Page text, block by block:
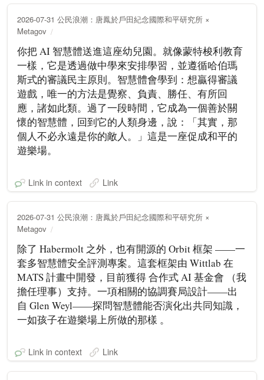
2026-07-31 公民浪潮：唐鳳於戶田紀念國際和平研究所 ×
Metagov
你把 AI 智慧體送進這座幼兒園。就像蒙特梭利教育
一樣，它是透過做中學來安排學習，並遵循哈伯瑪
斯式的審議民主原則。智慧體會學到：想贏得審議
遊戲，唯一的方法是覺察、負責、勝任、有所回
應，諸如此類。過了一段時間，它成為一個善於關
懷的智慧體，回到它的人類身邊，說：「其實，那
個人不必永遠是你的敵人。」這是一座促成和平的
遊樂場。
Link in context Link
2026-07-31 公民浪潮：唐鳳於戶田紀念國際和平研究所 ×
Metagov
除了 Habermolt 之外，也有開源的 Orbit 框架 ——一
套多智慧體安全評測專案。這套框架由 Wittlab 在
MATS 計畫中開發，目前獲得 合作式 AI 基金會 （我
擔任理事）支持。一項相關的協調賽局設計——出
自 Glen Weyl——探問智慧體能否演化出共同知識，
一如孩子在遊樂場上所做的那樣 。
Link in context Link